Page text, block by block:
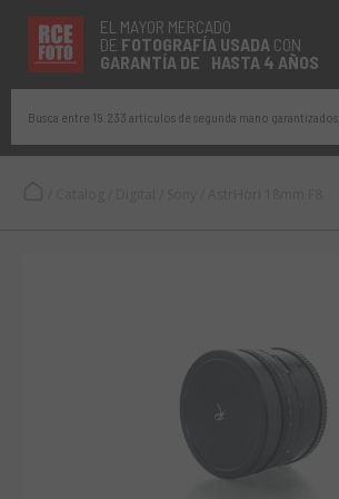
EL MAYOR MERCADO
DE FOTOGRAFÍA USADA CON
GARANTÍA DE HASTA 4 AÑOS
Busca entre 19.233 artículos de segunda mano garantizados